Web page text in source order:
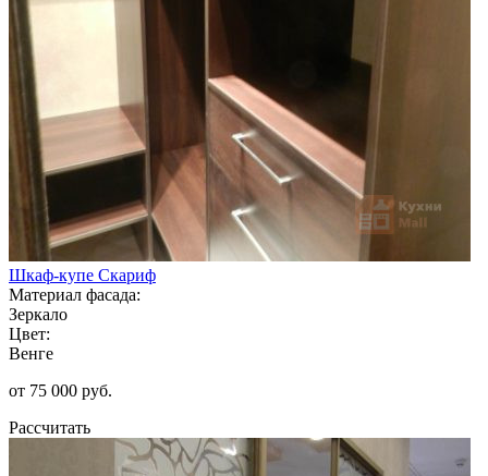
Шкаф-купе Скариф
Материал фасада:
Зеркало
Цвет:
Венге
от 75 000 руб.
Рассчитать